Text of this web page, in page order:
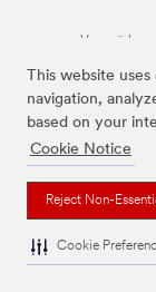
This website
navigation,
based on your
Cookie Notice
Reject Non-
Cookie
Varumärken